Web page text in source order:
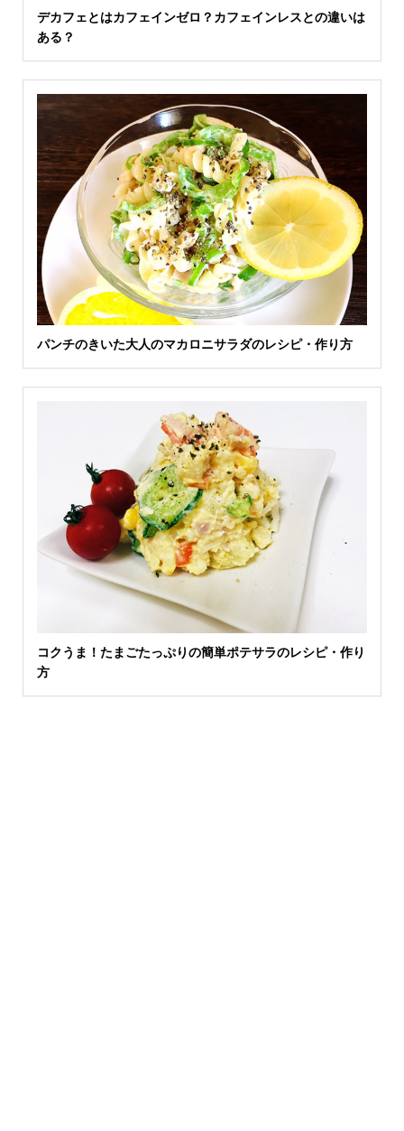
デカフェとはカフェインゼロ？カフェインレスとの違いは
ある？
パンチのきいた大人のマカロニサラダのレシピ・作り方
コクうま！たまごたっぷりの簡単ポテサラのレシピ・作り
方